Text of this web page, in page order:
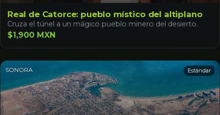
Real de Catorce: pueblo místico del altiplano
Cruza el túnel a un mágico pueblo minero del desierto.
$1,900 MXN
SONORA Estándar